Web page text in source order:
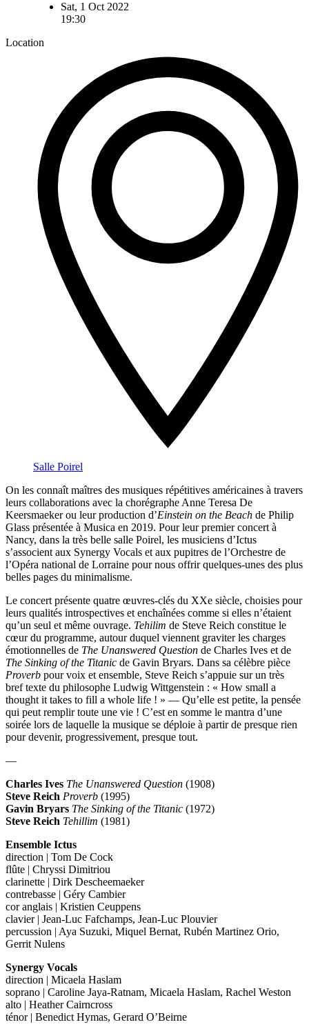
Sat, 1 Oct 2022
19:30
Location
Salle Poirel
On les connaît maîtres des musiques répétitives américaines à travers
leurs collaborations avec la chorégraphe Anne Teresa De
Keersmaeker ou leur production d’Einstein on the Beach de Philip
Glass présentée à Musica en 2019. Pour leur premier concert à
Nancy, dans la très belle salle Poirel, les musiciens d’Ictus
s’associent aux Synergy Vocals et aux pupitres de l’Orchestre de
l’Opéra national de Lorraine pour nous offrir quelques-unes des plus
belles pages du minimalisme.
Le concert présente quatre œuvres-clés du XXe siècle, choisies pour
leurs qualités introspectives et enchaînées comme si elles n’étaient
qu’un seul et même ouvrage. Tehilim de Steve Reich constitue le
cœur du programme, autour duquel viennent graviter les charges
émotionnelles de The Unanswered Question de Charles Ives et de
The Sinking of the Titanic de Gavin Bryars. Dans sa célèbre pièce
Proverb pour voix et ensemble, Steve Reich s’appuie sur un très
bref texte du philosophe Ludwig Wittgenstein : « How small a
thought it takes to fill a whole life ! » — Qu’elle est petite, la pensée
qui peut remplir toute une vie ! C’est en somme le mantra d’une
soirée lors de laquelle la musique se déploie à partir de presque rien
pour devenir, progressivement, presque tout.
—
Charles Ives The Unanswered Question (1908)
Steve Reich Proverb (1995)
Gavin Bryars The Sinking of the Titanic (1972)
Steve Reich Tehillim (1981)
Ensemble Ictus
direction | Tom De Cock
flûte | Chryssi Dimitriou
clarinette | Dirk Descheemaeker
contrebasse | Géry Cambier
cor anglais | Kristien Ceuppens
clavier | Jean-Luc Fafchamps, Jean-Luc Plouvier
percussion | Aya Suzuki, Miquel Bernat, Rubén Martinez Orio,
Gerrit Nulens
Synergy Vocals
direction | Micaela Haslam
soprano | Caroline Jaya-Ratnam, Micaela Haslam, Rachel Weston
alto | Heather Cairncross
ténor | Benedict Hymas, Gerard O’Beirne